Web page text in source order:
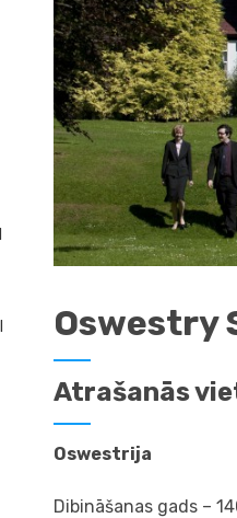
Oswestry
Atrašanās
Oswestrija
Dibināšanas gads –